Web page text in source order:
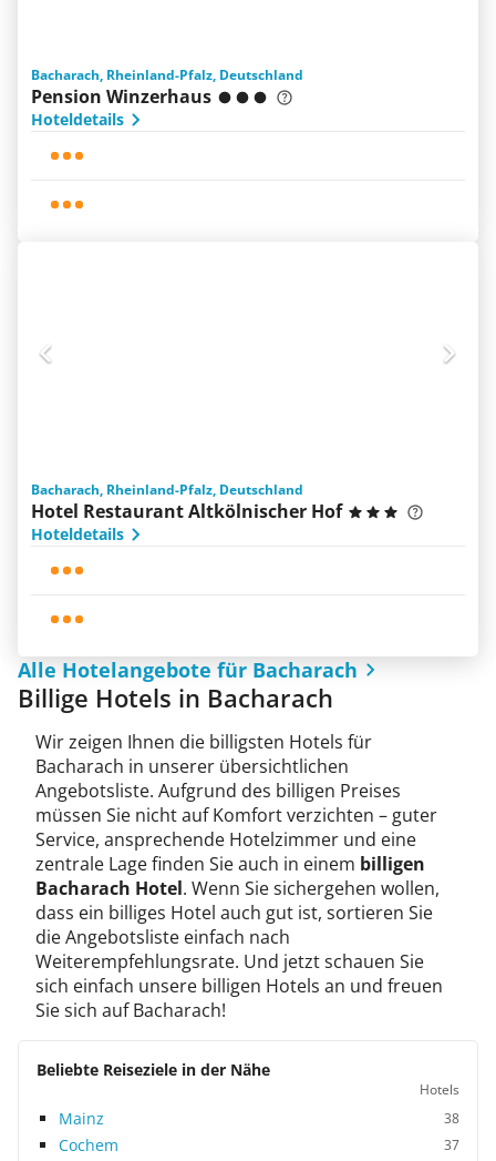
Bacharach, Rheinland-Pfalz, Deutschland
Pension Winzerhaus
Hoteldetails
Bacharach, Rheinland-Pfalz, Deutschland
Hotel Restaurant Altkölnischer Hof
Hoteldetails
Alle Hotelangebote für Bacharach
Billige Hotels in Bacharach
Wir zeigen Ihnen die billigsten Hotels für
Bacharach in unserer übersichtlichen
Angebotsliste. Aufgrund des billigen Preises
müssen Sie nicht auf Komfort verzichten – guter
Service, ansprechende Hotelzimmer und eine
zentrale Lage finden Sie auch in einem billigen
Bacharach Hotel. Wenn Sie sichergehen wollen,
dass ein billiges Hotel auch gut ist, sortieren Sie
die Angebotsliste einfach nach
Weiterempfehlungsrate. Und jetzt schauen Sie
sich einfach unsere billigen Hotels an und freuen
Sie sich auf Bacharach!
Beliebte Reiseziele in der Nähe
Hotels
Mainz 38
Cochem 37